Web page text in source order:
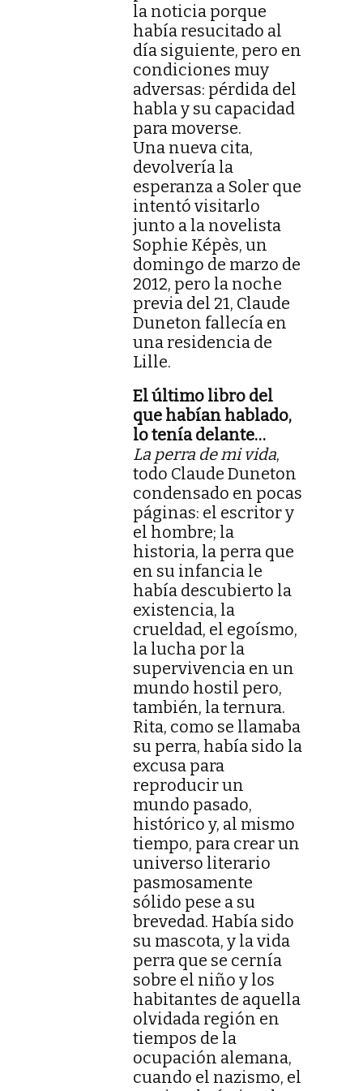
la noticia porque
había resucitado al
día siguiente, pero en
condiciones muy
adversas: pérdida del
habla y su capacidad
para moverse.
Una nueva cita,
devolvería la
esperanza a Soler que
intentó visitarlo
junto a la novelista
Sophie Képès, un
domingo de marzo de
2012, pero la noche
previa del 21, Claude
Duneton fallecía en
una residencia de
Lille.
El último libro del
que habían hablado,
lo tenía delante…
La perra de mi vida,
todo Claude Duneton
condensado en pocas
páginas: el escritor y
el hombre; la
historia, la perra que
en su infancia le
había descubierto la
existencia, la
crueldad, el egoísmo,
la lucha por la
supervivencia en un
mundo hostil pero,
también, la ternura.
Rita, como se llamaba
su perra, había sido la
excusa para
reproducir un
mundo pasado,
histórico y, al mismo
tiempo, para crear un
universo literario
pasmosamente
sólido pese a su
brevedad. Había sido
su mascota, y la vida
perra que se cernía
sobre el niño y los
habitantes de aquella
olvidada región en
tiempos de la
ocupación alemana,
cuando el nazismo, el